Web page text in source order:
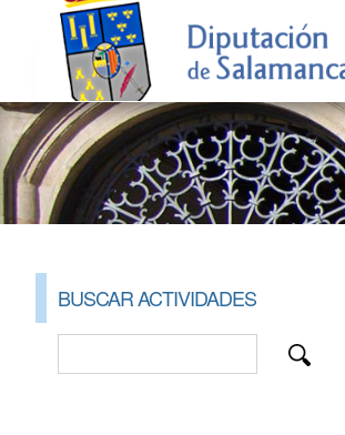
BUSCAR ACTIVIDADES